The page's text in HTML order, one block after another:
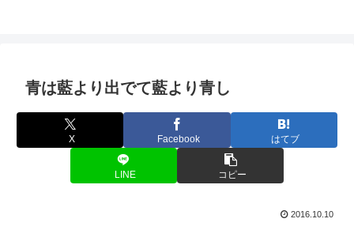
青は藍より出でて藍より青し
X Facebook はてブ
LINE コピー
2016.10.10